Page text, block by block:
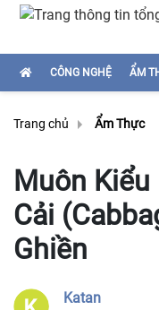
CÔNG NGHỆ ẨM
Trang chủ Ẩm Thực
Muôn Kiểu
Cải
Ghiền
Katan